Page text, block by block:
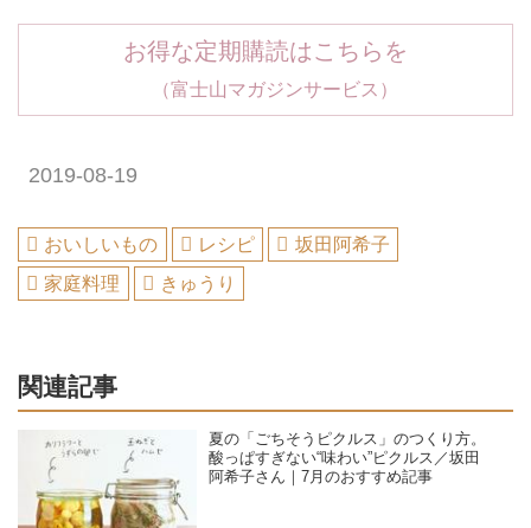
お得な定期購読はこちらを
（富士山マガジンサービス）
2019-08-19
おいしいもの レシピ
坂田阿希子
家庭料理
きゅうり
関連記事
夏の「ごちそうピクルス」のつくり方。
酸っぱすぎない“味わい”ピクルス／坂田
阿希子さん｜7月のおすすめ記事